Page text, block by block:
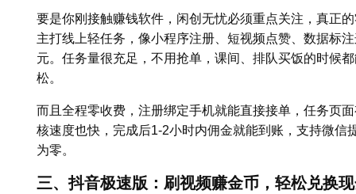
要是你刚接触赚钱软件，闲创无忧必须重点关注，真正
主打线上轻任务，像小程序注册、短视频点赞、数据标
元。任务量很充足，不用抢单，课间、排队买饭的时候
松。
而且全程零收费，注册绑定手机就能直接接单，任务页
核速度也快，完成后1-2小时内佣金就能到账，支持微信
为零。
三、抖音极速版：刷视频赚金币，轻松兑换